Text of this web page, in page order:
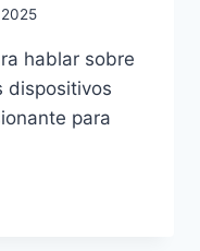
hablar sobre
dispositivos
para